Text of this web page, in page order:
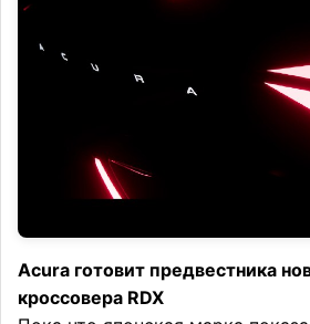
Acura готовит предвестника
кроссовера RDX